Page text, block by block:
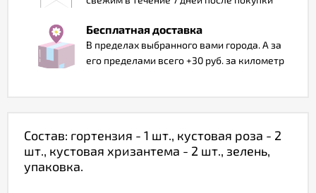
Бесплатная доставка
В пределах выбранного вами города. А за
его пределами всего +30 руб. за километр
Состав: гортензия - 1 шт., кустовая роза - 2
шт., кустовая хризантема - 2 шт., зелень,
упаковка.